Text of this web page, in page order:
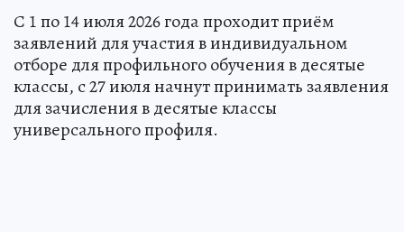
С 1 по 14 июля 2026 года проходит приём
заявлений для участия в индивидуальном
отборе для профильного обучения в десятые
классы, с 27 июля начнут принимать заявления
для зачисления в десятые классы
универсального профиля.